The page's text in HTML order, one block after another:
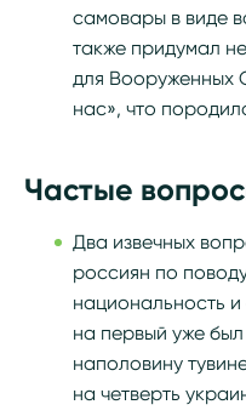
самовары в виде
также придумал
для Вооруженных
нас», что
Частые
Два извечных
россиян по
национальность
на первый уже
наполовину
на четверть